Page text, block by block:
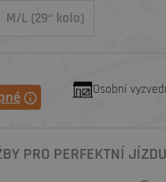
M/L (29“ kolo)
Osobní
PRO PERFEKTNÍ JÍZDU